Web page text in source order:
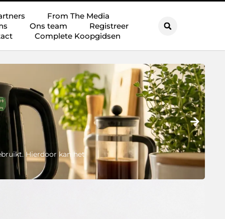
From The Media
Ons team
Registreer
Complete Koopgidsen
Hierdoor kan het